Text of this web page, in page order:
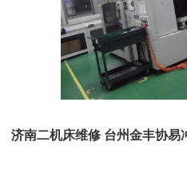
济南二机床维修 台州金丰协易